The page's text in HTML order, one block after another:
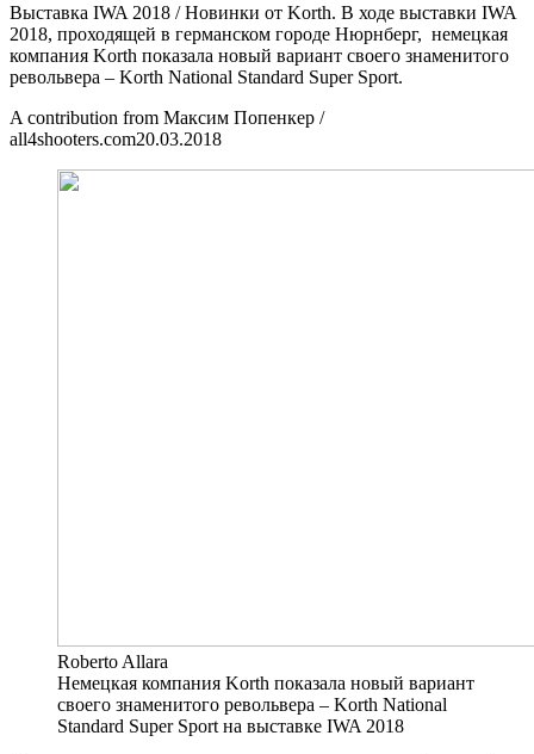
Выставка IWA 2018 / Новинки от Korth. В ходе выставки IWA
2018, проходящей в германском городе Нюрнберг, немецкая
компания Korth показала новый вариант своего знаменитого
револьвера – Korth National Standard Super Sport.
A contribution from Максим Попенкер /
all4shooters.com20.03.2018
Roberto Allara
Немецкая компания Korth показала новый вариант
своего знаменитого револьвера – Korth National
Standard Super Sport на выставке IWA 2018